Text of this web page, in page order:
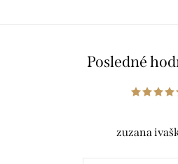
Posledné
zuzana